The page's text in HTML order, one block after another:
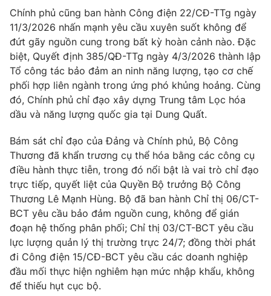
VTV Money VTV Thể thao
VTV Sức khoẻ Bất động sản
Thị trường 24h Tấm lòng Việt
VTV9 VTV8
Liên hệ tòa soạn English
THỜI BÁO VTV
Chính phủ cũng ban hành Công điện 22/CĐ-TTg ngày
11/3/2026 nhấn mạnh yêu cầu xuyên suốt không để
đứt gãy nguồn cung trong bất kỳ hoàn cảnh nào. Đặc
biệt, Quyết định 385/QĐ-TTg ngày 4/3/2026 thành lập
Tổ công tác bảo đảm an ninh năng lượng, tạo cơ chế
phối hợp liên ngành trong ứng phó khủng hoảng. Cùng
đó, Chính phủ chỉ đạo xây dựng Trung tâm Lọc hóa
dầu và năng lượng quốc gia tại Dung Quất.
Bám sát chỉ đạo của Đảng và Chính phủ, Bộ Công
Thương đã khẩn trương cụ thể hóa bằng các công cụ
điều hành thực tiễn, trong đó nổi bật là vai trò chỉ đạo
trực tiếp, quyết liệt của Quyền Bộ trưởng Bộ Công
Thương Lê Mạnh Hùng. Bộ đã ban hành Chỉ thị 06/CT-
BCT yêu cầu bảo đảm nguồn cung, không để gián
đoạn hệ thống phân phối; Chỉ thị 03/CT-BCT yêu cầu
lực lượng quản lý thị trường trực 24/7; đồng thời phát
đi Công điện 15/CĐ-BCT yêu cầu các doanh nghiệp
đầu mối thực hiện nghiêm hạn mức nhập khẩu, không
để thiếu hụt cục bộ.